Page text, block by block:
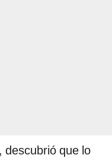
descubrió que lo